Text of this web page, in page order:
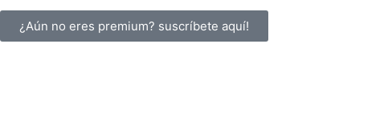
¿Aún no eres premium? suscríbete aquí!